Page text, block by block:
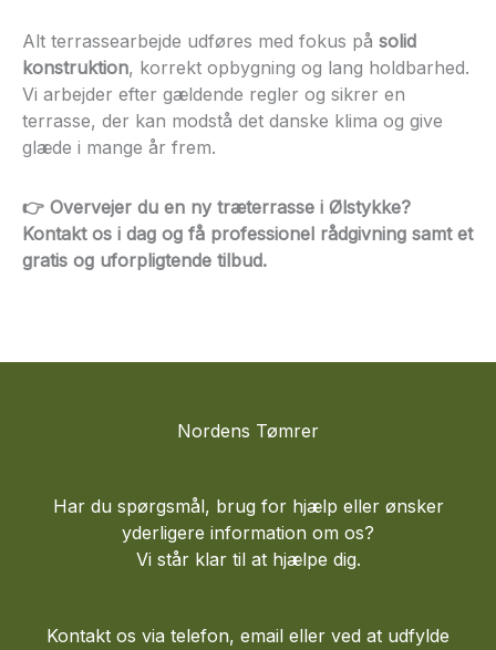
Alt terrassearbejde udføres med fokus på solid
konstruktion, korrekt opbygning og lang holdbarhed.
Vi arbejder efter gældende regler og sikrer en
terrasse, der kan modstå det danske klima og give
glæde i mange år frem.
👉 Overvejer du en ny træterrasse i Ølstykke?
Kontakt os i dag og få professionel rådgivning samt et
gratis og uforpligtende tilbud.
Nordens Tømrer
Har du spørgsmål, brug for hjælp eller ønsker
yderligere information om os?
Vi står klar til at hjælpe dig.
Kontakt os via telefon, email eller ved at udfylde